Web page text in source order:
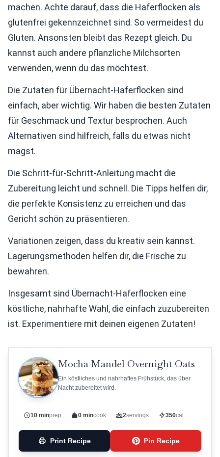
machen. Achte darauf, dass die Haferflocken als
glutenfrei gekennzeichnet sind. So vermeidest du
Gluten. Ansonsten bleibt das Rezept gleich. Du
kannst auch andere pflanzliche Milchsorten
verwenden, wenn du das möchtest.
Die Zutaten für Übernacht-Haferflocken sind
einfach, aber wichtig. Wir haben die besten Zutaten
für Geschmack und Textur besprochen. Auch
Alternativen sind hilfreich, falls du etwas nicht
magst.
Die Schritt-für-Schritt-Anleitung macht die
Zubereitung leicht und schnell. Die Tipps helfen dir,
die perfekte Konsistenz zu erreichen und das
Gericht schön zu präsentieren.
Variationen zeigen, dass du kreativ sein kannst.
Lagerungsmethoden helfen dir, die Frische zu
bewahren.
Insgesamt sind Übernacht-Haferflocken eine
köstliche, nahrhafte Wahl, die einfach zuzubereiten
ist. Experimentiere mit deinen eigenen Zutaten!
Mocha Mandel Overnight Oats
Ein köstliches und nahrhaftes Frühstück, das über
Nacht zubereitet wird.
10 minprep 0 mincook 2servings 350cal
Print Recipe Pin Recipe